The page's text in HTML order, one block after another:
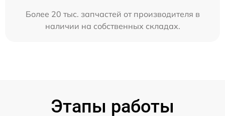
Более 20 тыс. запчастей от производителя в
наличии на собственных складах.
Этапы работы